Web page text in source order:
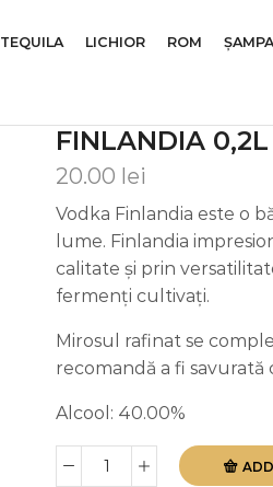
TEQUILA LICHIOR ROM
FINLANDIA 0,2L
20.00 lei
Vodka Finlandia este o
lume. Finlandia
calitate și prin
fermenți cultivați.
Mirosul rafinat se
recomandă a fi
Alcool: 40.00%
Finlandia